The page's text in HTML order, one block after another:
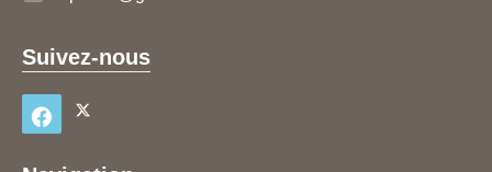
Suivez-nous